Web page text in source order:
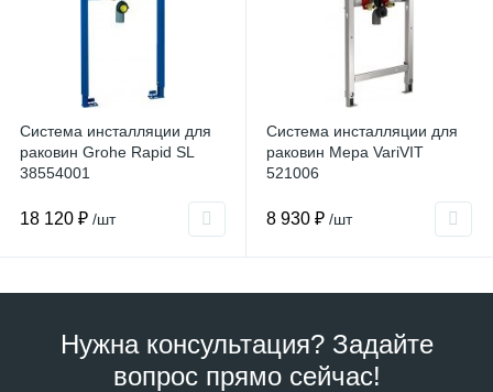
Система инсталляции для
раковин Grohe Rapid SL
38554001
18 120 ₽ /шт
Система инсталляции для
раковин Mepa VariVIT
521006
8 930 ₽ /шт
Нужна консультация? Задайте
вопрос прямо сейчас!